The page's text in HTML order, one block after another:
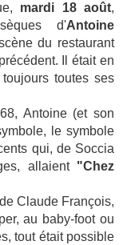
mardi 18 août,
d'Antoine
du restaurant
Il était en
toutes ses
Antoine (et son
le symbole
qui, de Soccia
allaient "Chez
Claude François,
au baby-foot ou
tout était possible